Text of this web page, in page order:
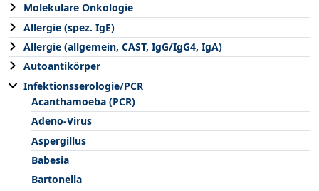
Molekulare Onkologie
Allergie (spez. IgE)
Allergie (allgemein, CAST, IgG/IgG4, IgA)
Autoantikörper
Infektionsserologie/PCR
Acanthamoeba (PCR)
Adeno-Virus
Aspergillus
Babesia
Bartonella